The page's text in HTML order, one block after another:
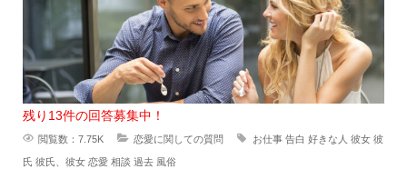
残り13件の回答募集中！
閲覧数：7.75K 恋愛に関しての質問 お仕事 告白 好きな人 彼女 彼
氏 彼氏、彼女 恋愛 相談 過去 風俗